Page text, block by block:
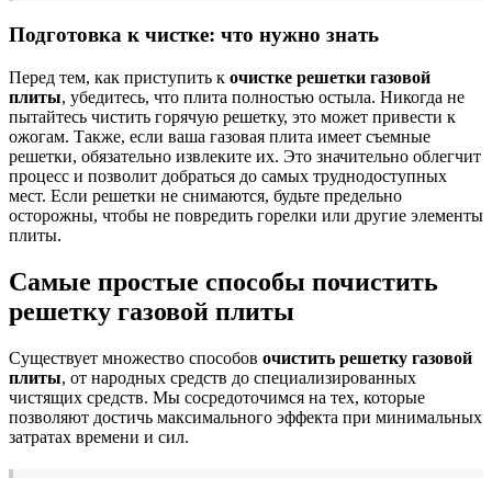
Подготовка к чистке: что нужно знать
Перед тем, как приступить к очистке решетки газовой
плиты, убедитесь, что плита полностью остыла. Никогда не
пытайтесь чистить горячую решетку, это может привести к
ожогам. Также, если ваша газовая плита имеет съемные
решетки, обязательно извлеките их. Это значительно облегчит
процесс и позволит добраться до самых труднодоступных
мест. Если решетки не снимаются, будьте предельно
осторожны, чтобы не повредить горелки или другие элементы
плиты.
Самые простые способы почистить
решетку газовой плиты
Существует множество способов очистить решетку газовой
плиты, от народных средств до специализированных
чистящих средств. Мы сосредоточимся на тех, которые
позволяют достичь максимального эффекта при минимальных
затратах времени и сил.